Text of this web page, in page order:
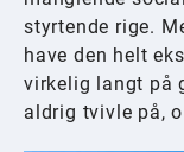
styrtende rige.
have den helt
virkelig langt på
aldrig tvivle på,